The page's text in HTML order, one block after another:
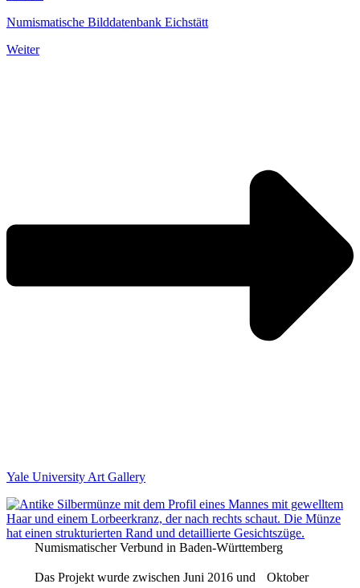
Numismatische Bilddatenbank Eichstätt
Weiter
Yale University Art Gallery
Numismatischer Verbund in Baden-Württemberg
Das Projekt wurde zwischen Juni 2016 und Oktober